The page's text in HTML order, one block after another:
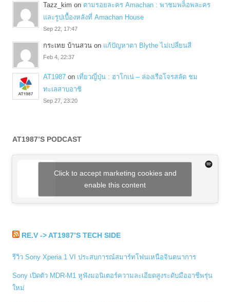
Tazz_kim on ตามรอยละคร Amachan : พาชมพล็อพละคร
และรูปเบื้องหลังที่ Amachan House
Sep 22, 17:47
กระเทย บ้านสวน on แก้ปัญหาตา Blythe ไม่เปลี่ยนสี
Feb 4, 22:37
AT1987 on เที่ยวญี่ปุ่น : ฮาโกเน่ – ล่องเรือโจรสลัด ชม
ทะเลสาบอาชิ
Sep 27, 23:20
AT1987’S PODCAST
Click to accept marketing cookies and
enable this content
RE.V -> AT1987’S TECH SIDE
รีวิว Sony Xperia 1 VI ประสบการณ์สมาร์ทโฟนเหนือจินตนาการ
Sony เปิดตัว MDR-M1 หูฟังมอนิเตอร์ความละเอียดสูงระดับมืออาชีพรุ่น
ใหม่